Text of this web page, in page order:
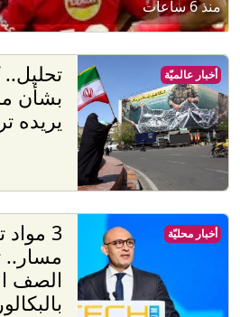
منذ 6 ساعات
بشأن
يريده
أخبار عالميّة
3
مسار..
الصف
أخبار محليّة